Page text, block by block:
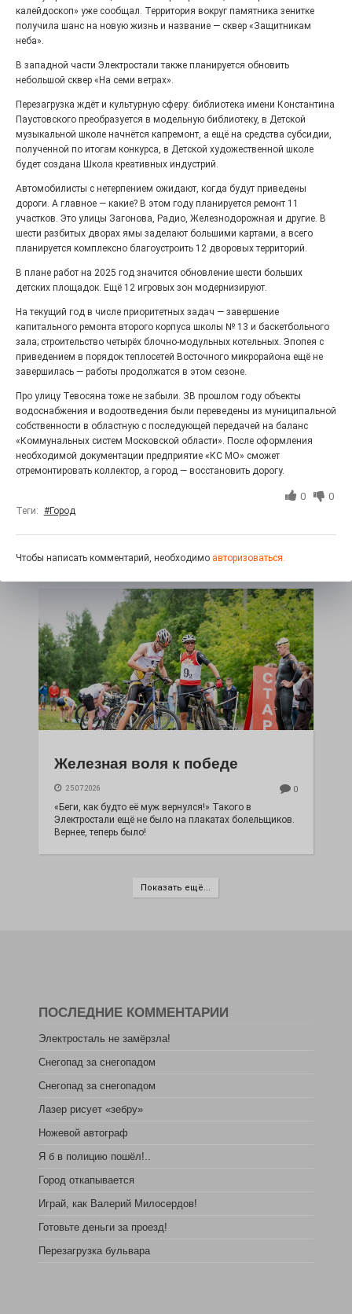
0
Радость в квадрате! На этой неделе электростальцев
100 футов под килем!
26.07.2026 0
«С ними дядька Черномор»
меняет облик.
Железная воля к победе
25.07.2026 0
«Беги, как будто её муж вернулся!» Такого в
Электростали ещё не было на плакатах болельщиков.
Вернее, теперь было!
Показать ещё...
калейдоскоп» уже сообщал. Территория вокруг памятника зенитке
получила шанс на новую жизнь и название — сквер «Защитникам
неба».
В западной части Электростали также планируется обновить
небольшой сквер «На семи ветрах».
Перезагрузка ждёт и культурную сферу: библиотека имени Константина
Паустовского преобразуется в модельную библиотеку, в Детской
музыкальной школе начнётся капремонт, а ещё на средства субсидии,
полученной по итогам конкурса, в Детской художественной школе
будет создана Школа креативных индустрий.
Автомобилисты с нетерпением ожидают, когда будут приведены
дороги. А главное — какие? В этом году планируется ремонт 11
участков. Это улицы Загонова, Радио, Железнодорожная и другие. В
шести разбитых дворах ямы заделают большими картами, а всего
планируется комплексно благоустроить 12 дворовых территорий.
В плане работ на 2025 год значится обновление шести больших
детских площадок. Ещё 12 игровых зон модернизируют.
На текущий год в числе приоритетных задач — завершение
капитального ремонта второго корпуса школы № 13 и баскетбольного
зала; строительство четырёх блочно-модульных котельных. Эпопея с
приведением в порядок теплосетей Восточного микрорайона ещё не
завершилась — работы продолжатся в этом сезоне.
Про улицу Тевосяна тоже не забыли. ЗВ прошлом году объекты
водоснабжения и водоотведения были переведены из муниципальной
собственности в областную с последующей передачей на баланс
«Коммунальных систем Московской области». После оформления
необходимой документации предприятие «КС МО» сможет
отремонтировать коллектор, а город — восстановить дорогу.
0 0
Теги: #Город
Чтобы написать комментарий, необходимо авторизоваться.
ПОСЛЕДНИЕ КОММЕНТАРИИ
Электросталь не замёрзла!
Снегопад за снегопадом
Снегопад за снегопадом
Лазер рисует «зебру»
Ножевой автограф
Я б в полицию пошёл!..
Город откапывается
Играй, как Валерий Милосердов!
Готовьте деньги за проезд!
Перезагрузка бульвара